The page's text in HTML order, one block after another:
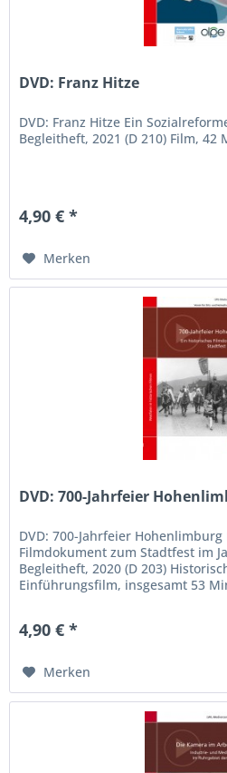
DVD: Franz Hitze
DVD: Franz Hitze Ein
Begleitheft, 2021 (D 210) Film, 42
4,90 € *
Merken
DVD: 700-Jahrfeier
DVD: 700-Jahrfeier
Filmdokument zum Stadtfest im
Begleitheft, 2020 (D 203)
Einführungsfilm, insgesamt 53
4,90 € *
Merken